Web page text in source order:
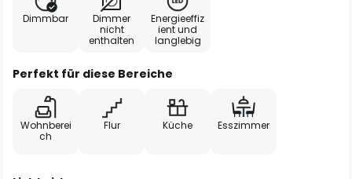
Dimmbar
Dimmer
nicht
enthalten
Energieeffiz
ient und
langlebig
Perfekt für diese Bereiche
Wohnberei
ch
Flur Küche Esszimmer